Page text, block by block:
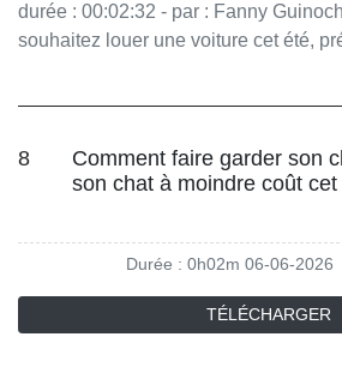
durée : 00:02:32 - par : Fanny Guinochet - Si vous
souhaitez louer une voiture cet été,
8
Comment faire garder son
son chat à moindre coût
Durée : 0h02m 06-06-2026
TÉLÉCHARGER